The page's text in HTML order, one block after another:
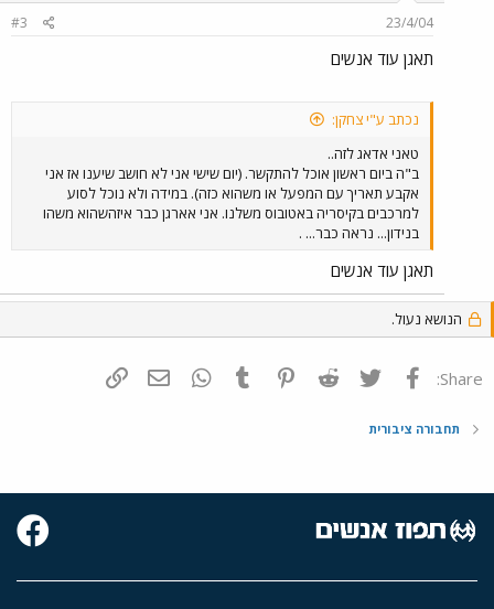
23/4/04
#3
תאגן עוד אנשים
נכתב ע"י צחקן:
טאני אדאג לזה..
ב"ה ביום ראשון אוכל להתקשר. (יום שישי אני לא חושב שיענו אז אני
אקבע תאריך עם המפעל או משהוא כזה). במידה ולא נוכל לסוע
למרכבים בקיסריה באטובוס משלנו. אני אארגן כבר איזהשהוא משהו
בנידון... נראה כבר... .
תאגן עוד אנשים
הנושא נעול.
Share: פייסבוק Twitter
Reddit
Pinterest
Tumblr
WhatsAppדואר אלקטרוני
תחבורה ציבורית